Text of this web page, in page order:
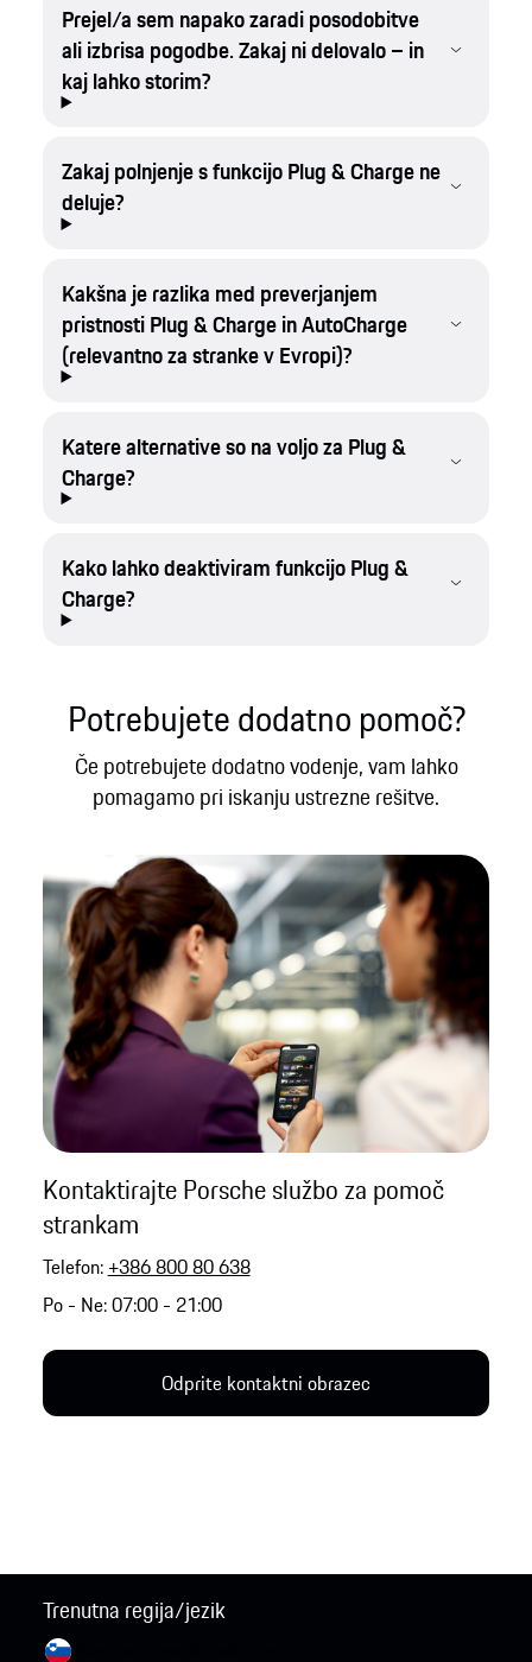
Prejel/a sem napako zaradi posodobitve
ali izbrisa pogodbe. Zakaj ni delovalo – in
kaj lahko storim?
Zakaj polnjenje s funkcijo Plug & Charge ne
deluje?
Kakšna je razlika med preverjanjem
pristnosti Plug & Charge in AutoCharge
(relevantno za stranke v Evropi)?
Katere alternative so na voljo za Plug &
Charge?
Kako lahko deaktiviram funkcijo Plug &
Charge?
Potrebujete dodatno pomoč?
Če potrebujete dodatno vodenje, vam lahko
pomagamo pri iskanju ustrezne rešitve.
Kontaktirajte Porsche službo za pomoč
strankam
Telefon: +386 800 80 638
Po - Ne: 07:00 - 21:00
Odprite kontaktni obrazec
Trenutna regija/jezik